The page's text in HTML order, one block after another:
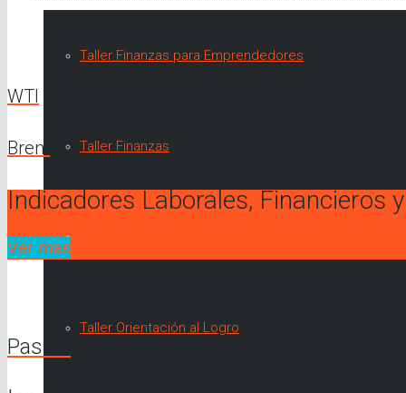
Taller Finanzas para Emprendedores
Taller Finanzas
Taller Orientación al Logro
WTI
Brent
Indicadores Laborales, Financieros
Ver mas
Pasion